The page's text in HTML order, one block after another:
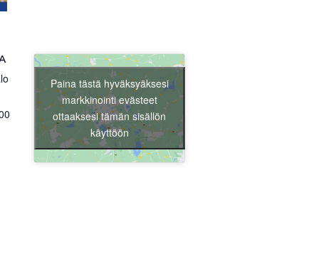
Paina tästä hyväksyäksesi
markkinointi evästeet
ottaaksesi tämän sisällön
käyttöön